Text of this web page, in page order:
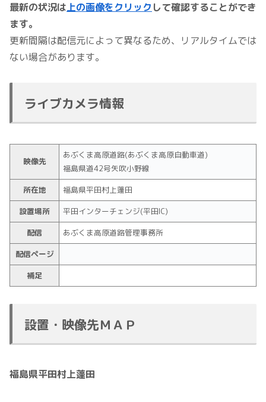
最新の状況は上の画像をクリック して確認することができ
ます。
更新間隔は配信元によって異なるため、リアルタイムでは
ない場合があります。
ライブカメラ情報
映像先
あぶくま高原道路(あぶくま高原自動車道)
福島県道42号矢吹小野線
所在地
福島県平田村上蓬田
設置場所
平田インターチェンジ(平田IC)
配信
あぶくま高原道路管理事務所
配信ページ
補足
設置・映像先ＭＡＰ
福島県平田村上蓬田